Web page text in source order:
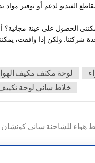
شركتنا. ولكن إذا وافقت،
لوحة مكثف مكيف الهواء
خلاط ساني لوحة تكييف
ضاغط هواء للشاحنة ساني